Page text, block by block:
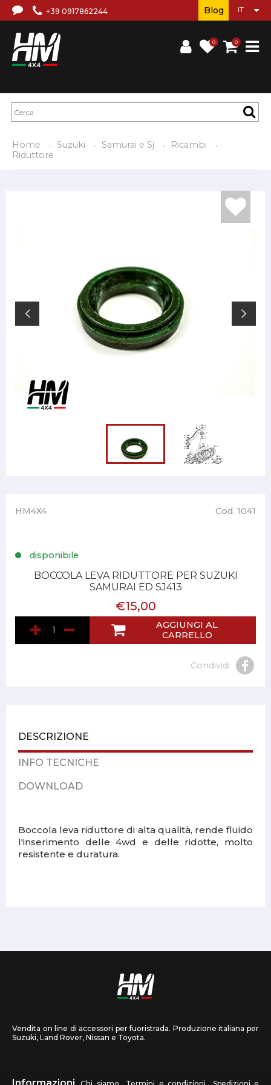
+39 0917862244
0 0
Blog
Home Suzuki Samurai e Sj
Ricambi
Riduttore
HM4X4 Cod. 1041
disponibile
BOCCOLA LEVA RIDUTTORE PER SUZUKI
SAMURAI ED SJ413
€15,00
AGGIUNGI AL
CARRELLO
Condividi
DESCRIZIONE
INFO TECNICHE
DOWNLOAD
Boccola leva riduttore di alta qualità, rende fluido
l'inserimento delle 4wd e delle ridotte, molto
resistente e duratura.
Vendita on line di accessori per fuoristrada. Produzione italiana per
Suzuki, Land Rover, Nissan e Toyota.